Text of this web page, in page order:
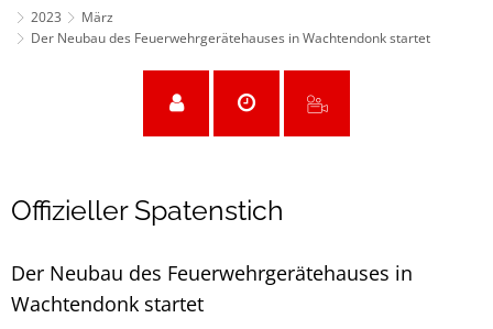
2023
März
Der Neubau des Feuerwehrgerätehauses in Wachtendonk startet
Offizieller Spatenstich
Der Neubau des Feuerwehrgerätehauses in
Wachtendonk startet